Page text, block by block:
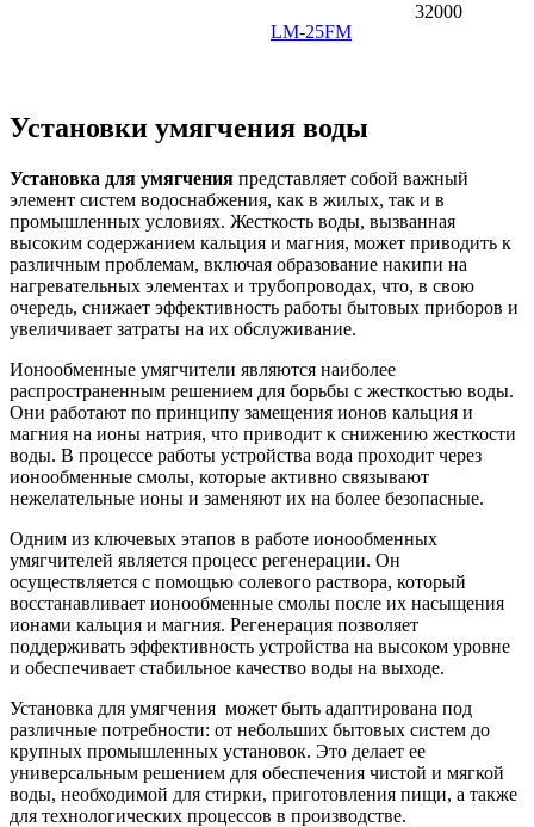
LM-25FM
32000
Установки умягчения воды
Установка для умягчения представляет собой важный
элемент систем водоснабжения, как в жилых, так и в
промышленных условиях. Жесткость воды, вызванная
высоким содержанием кальция и магния, может приводить к
различным проблемам, включая образование накипи на
нагревательных элементах и трубопроводах, что, в свою
очередь, снижает эффективность работы бытовых приборов и
увеличивает затраты на их обслуживание.
Ионообменные умягчители являются наиболее
распространенным решением для борьбы с жесткостью воды.
Они работают по принципу замещения ионов кальция и
магния на ионы натрия, что приводит к снижению жесткости
воды. В процессе работы устройства вода проходит через
ионообменные смолы, которые активно связывают
нежелательные ионы и заменяют их на более безопасные.
Одним из ключевых этапов в работе ионообменных
умягчителей является процесс регенерации. Он
осуществляется с помощью солевого раствора, который
восстанавливает ионообменные смолы после их насыщения
ионами кальция и магния. Регенерация позволяет
поддерживать эффективность устройства на высоком уровне
и обеспечивает стабильное качество воды на выходе.
Установка для умягчения может быть адаптирована под
различные потребности: от небольших бытовых систем до
крупных промышленных установок. Это делает ее
универсальным решением для обеспечения чистой и мягкой
воды, необходимой для стирки, приготовления пищи, а также
для технологических процессов в производстве.